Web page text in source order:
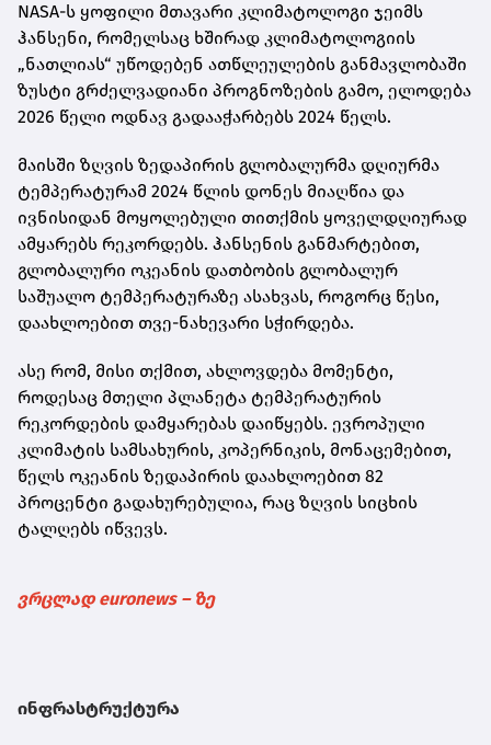
NASA-ს ყოფილი მთავარი კლიმატოლოგი ჯეიმს
ჰანსენი, რომელსაც ხშირად კლიმატოლოგიის
„ნათლიას“ უწოდებენ ათწლეულების განმავლობაში
ზუსტი გრძელვადიანი პროგნოზების გამო, ელოდება
2026 წელი ოდნავ გადააჭარბებს 2024 წელს.
მაისში ზღვის ზედაპირის გლობალურმა დღიურმა
ტემპერატურამ 2024 წლის დონეს მიაღწია და
ივნისიდან მოყოლებული თითქმის ყოველდღიურად
ამყარებს რეკორდებს. ჰანსენის განმარტებით,
გლობალური ოკეანის დათბობის გლობალურ
საშუალო ტემპერატურაზე ასახვას, როგორც წესი,
დაახლოებით თვე-ნახევარი სჭირდება.
ასე რომ, მისი თქმით, ახლოვდება მომენტი,
როდესაც მთელი პლანეტა ტემპერატურის
რეკორდების დამყარებას დაიწყებს. ევროპული
კლიმატის სამსახურის, კოპერნიკის, მონაცემებით,
წელს ოკეანის ზედაპირის დაახლოებით 82
პროცენტი გადახურებულია, რაც ზღვის სიცხის
ტალღებს იწვევს.
ვრცლად euronews – ზე
ინფრასტრუქტურა